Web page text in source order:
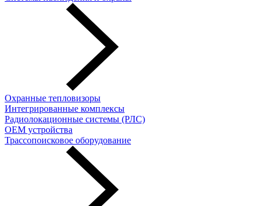
Охранные тепловизоры
Интегрированные комплексы
Радиолокационные системы (РЛС)
OEM устройства
Трассопоисковое оборудование